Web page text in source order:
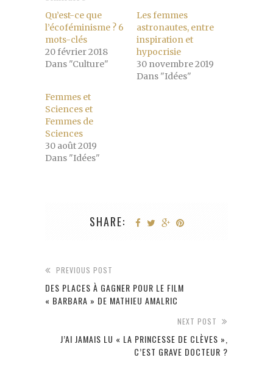
Qu’est-ce que
l’écoféminisme ? 6
mots-clés
20 février 2018
Dans "Culture"
Les femmes
astronautes, entre
inspiration et
hypocrisie
30 novembre 2019
Dans "Idées"
Femmes et
Sciences et
Femmes de
Sciences
30 août 2019
Dans "Idées"
SHARE:
PREVIOUS POST
DES PLACES À GAGNER POUR LE FILM
« BARBARA » DE MATHIEU AMALRIC
NEXT POST
J’AI JAMAIS LU « LA PRINCESSE DE CLÈVES »,
C’EST GRAVE DOCTEUR ?